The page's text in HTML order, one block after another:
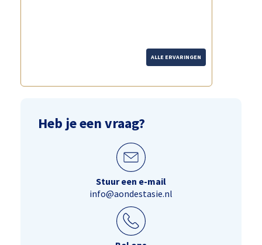
ALLE ERVARINGEN
Heb je een vraag?
Stuur een e-mail
info@aondestasie.nl